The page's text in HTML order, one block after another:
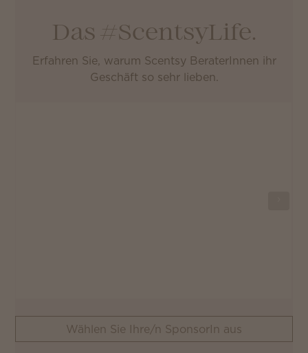
Das #ScentsyLife.
Erfahren Sie, warum Scentsy BeraterInnen ihr
Geschäft so sehr lieben.
Wählen Sie Ihre/n SponsorIn aus